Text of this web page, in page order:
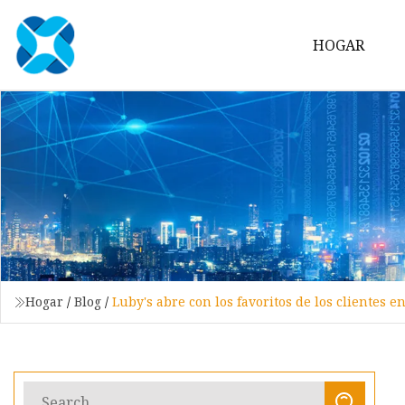
HOGAR
Hogar / Blog / Luby's abre con los favoritos de los clientes